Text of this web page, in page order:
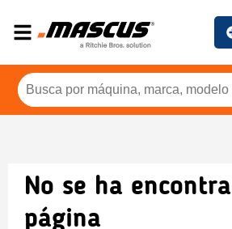
No se ha
página